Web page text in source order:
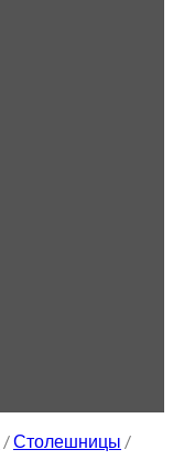
/Столешницы /